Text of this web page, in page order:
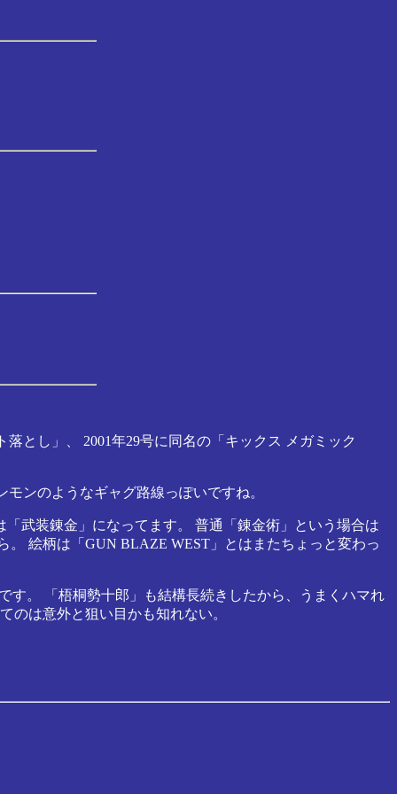
とし」、 2001年29号に同名の「キックス メガミック
ンのようなギャグ路線っぽいですね。
武装錬金」になってます。 普通「錬金術」という場合は
絵柄は「GUN BLAZE WEST」とはまたちょっと変わっ
す。 「梧桐勢十郎」も結構長続きしたから、うまくハマれ
のは意外と狙い目かも知れない。